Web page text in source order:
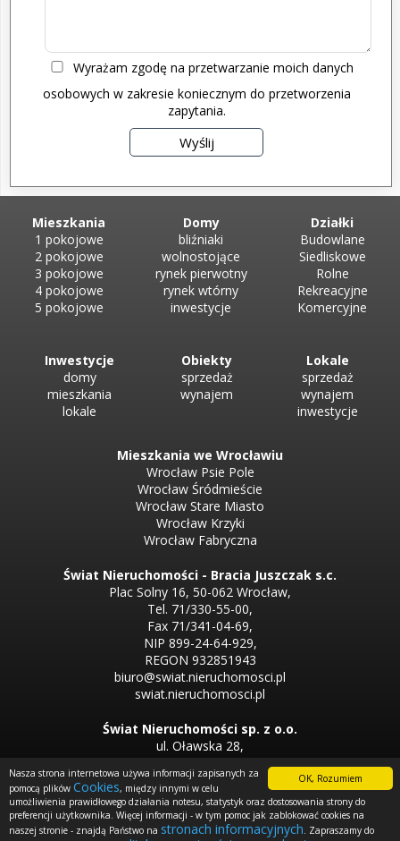
OK, Rozumiem
Nasza strona internetowa używa informacji zapisanych za
pomocą plików Cookies, między innymi w celu
umożliwienia prawidłowego działania notesu, statystyk oraz dostosowania strony do
preferencji użytkownika. Więcej informacji - w tym pomoc jak zablokować cookies na
naszej stronie - znajdą Państwo na stronach informacyjnych. Zapraszamy do
Wyrażam zgodę na przetwarzanie moich danych
osobowych w zakresie koniecznym do przetworzenia
zapytania.
Mieszkania
1 pokojowe
2 pokojowe
3 pokojowe
4 pokojowe
5 pokojowe
Domy
bliźniaki
wolnostojące
rynek pierwotny
rynek wtórny
inwestycje
Działki
Budowlane
Siedliskowe
Rolne
Rekreacyjne
Komercyjne
Inwestycje
domy
mieszkania
lokale
Obiekty
sprzedaż
wynajem
Lokale
sprzedaż
wynajem
inwestycje
Mieszkania we Wrocławiu
Wrocław Psie Pole
Wrocław Śródmieście
Wrocław Stare Miasto
Wrocław Krzyki
Wrocław Fabryczna
Świat Nieruchomości - Bracia Juszczak s.c.
Plac Solny 16, 50-062 Wrocław,
Tel. 71/330-55-00,
Fax 71/341-04-69,
NIP 899-24-64-929,
REGON 932851943
biuro@swiat.nieruchomosci.pl
swiat.nieruchomosci.pl
Świat Nieruchomości sp. z o.o.
ul. Oławska 28,
Tel. 71/330-50-50,
Tel. 71/330-33-00
Firma partnerska